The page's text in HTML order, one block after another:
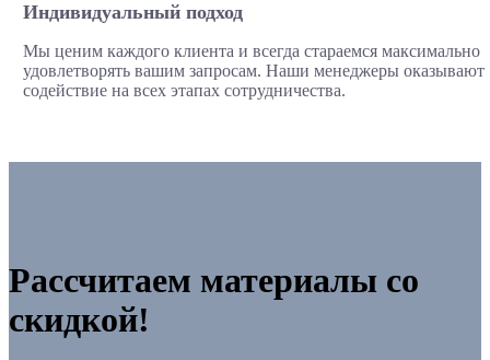
Индивидуальный подход
Мы ценим каждого клиента и всегда стараемся максимально
удовлетворять вашим запросам. Наши менеджеры оказывают
содействие на всех этапах сотрудничества.
Рассчитаем материалы со
скидкой!